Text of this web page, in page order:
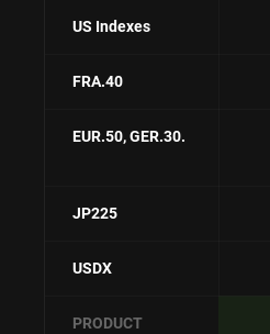
US Indexes
FRA.40
EUR.50, GER.30.
JP225
USDX
PRODUCT